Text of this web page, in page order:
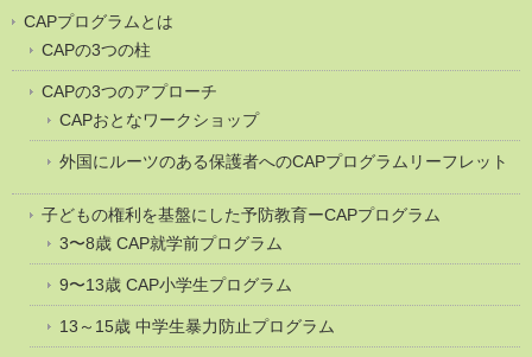
CAPプログラムとは
CAPの3つの柱
CAPの3つのアプローチ
CAPおとなワークショップ
外国にルーツのある保護者へのCAPプログラムリーフレット
子どもの権利を基盤にした予防教育ーCAPプログラム
3〜8歳 CAP就学前プログラム
9〜13歳 CAP小学生プログラム
13～15歳 中学生暴力防止プログラム